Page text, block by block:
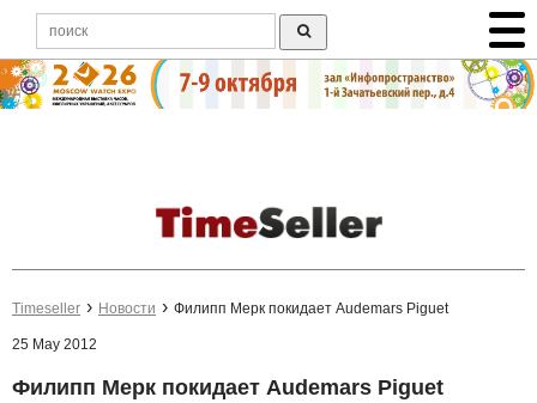
Timeseller Новости Филипп Мерк покидает Audemars Piguet
25 May 2012
Филипп Мерк покидает Audemars Piguet